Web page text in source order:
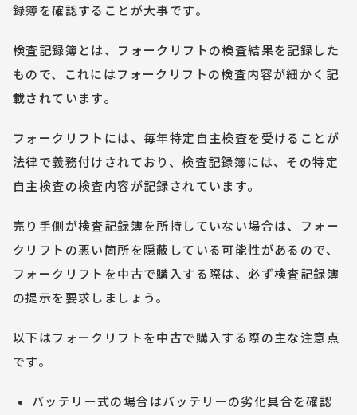
録簿を確認することが大事です。
検査記録簿とは、フォークリフトの検査結果を記録した
もので、これにはフォークリフトの検査内容が細かく記
載されています。
フォークリフトには、毎年特定自主検査を受けることが
法律で義務付けされており、検査記録簿には、その特定
自主検査の検査内容が記録されています。
売り手側が検査記録簿を所持していない場合は、フォー
クリフトの悪い箇所を隠蔽している可能性があるので、
フォークリフトを中古で購入する際は、必ず検査記録簿
の提示を要求しましょう。
以下はフォークリフトを中古で購入する際の主な注意点
です。
バッテリー式の場合はバッテリーの劣化具合を確認